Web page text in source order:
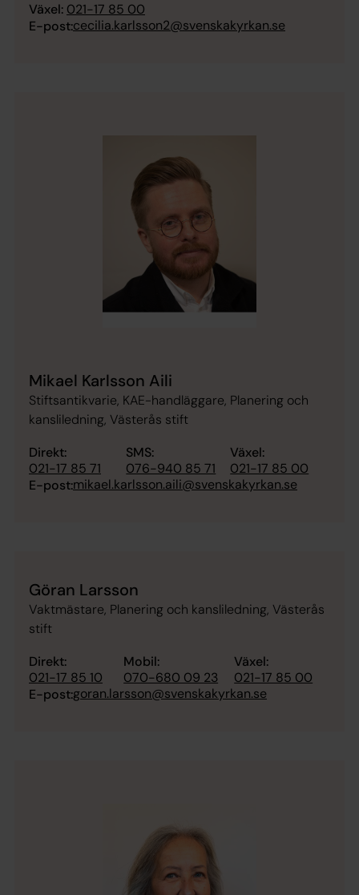
Växel: 021-17 85 00
E-post:cecilia.karlsson2@svenskakyrkan.se
Mikael Karlsson Aili
Stiftsantikvarie, KAE-handläggare, Planering och
kansliledning, Västerås stift
Direkt:
021-17 85 71
SMS:
076-940 85 71
Växel:
021-17 85 00
E-post:mikael.karlsson.aili@svenskakyrkan.se
Göran Larsson
Vaktmästare, Planering och kansliledning, Västerås
stift
Direkt:
021-17 85 10
Mobil:
070-680 09 23
Växel:
021-17 85 00
E-post:goran.larsson@svenskakyrkan.se